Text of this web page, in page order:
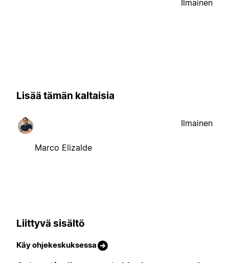
Ilmainen
Lisää tämän kaltaisia
Marco Elizalde
Ilmainen
Liittyvä sisältö
Käy ohjekeskuksessa